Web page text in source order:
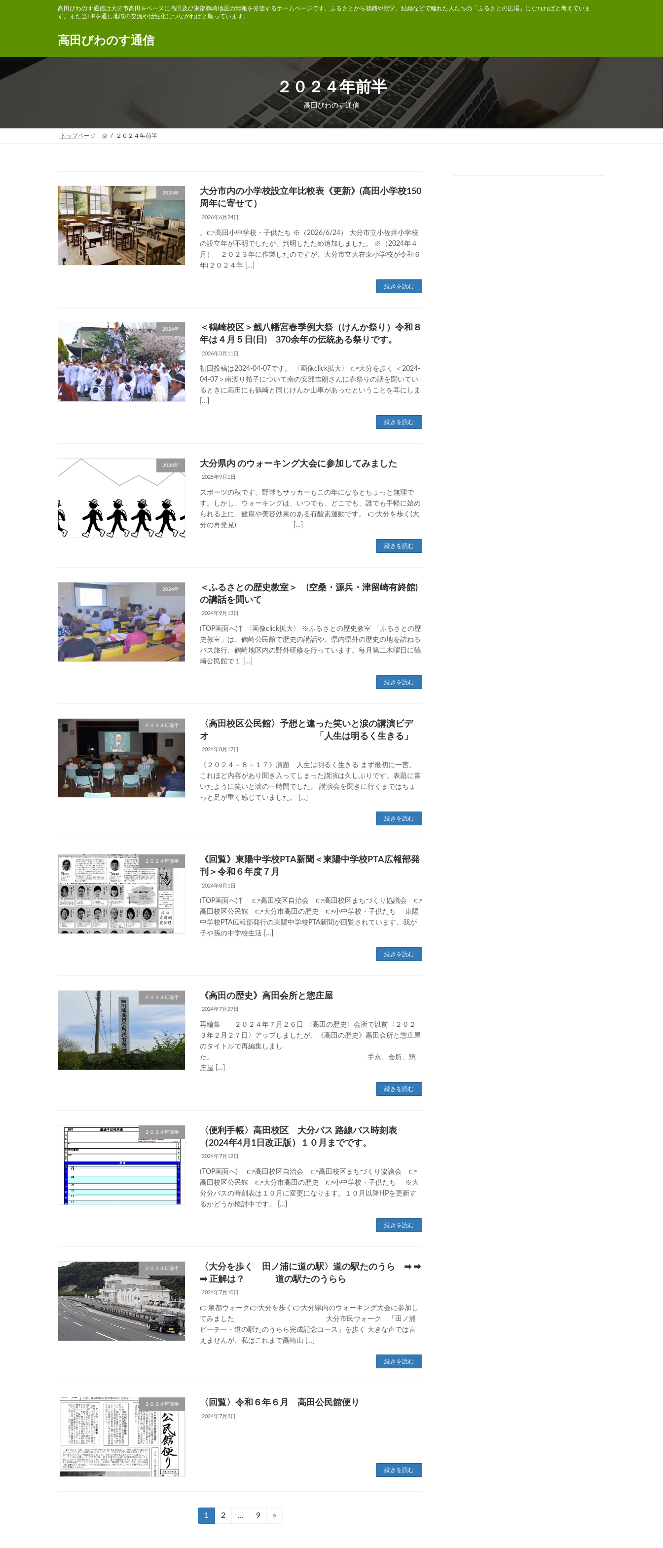
へ
キ
ョ
に
高田びわのす通信は大分市高田をベースに高田及び東部鶴崎地区の情報を発信するホームページです。ふるさとから就職や就学、結婚などで離れた人たちの「ふるさとの広場」になれればと考えていま
す。また当HPを通し地域の交流や活性化につながればと願っています。
高田びわのす通信
２０２４年前半
高田びわのす通信
トップページ ＠ ２０２４年前半
2024年
大分市内の小学校設立年比較表《更新》(高田小学校150
周年に寄せて）
2026年6月24日
。👉高田小中学校・子供たち ※（2026/6/24） 大分市立小佐井小学校
の設立年が不明でしたが、判明したため追加しました。 ※（2024年４
月） ２０２３年に作製したのですが、大分市立大在東小学校が令和６
年(２０２４年 […]
続きを読む
2024年
＜鶴崎校区＞劔八幡宮春季例大祭（けんか祭り）令和８
年は４月５日(日) 370余年の伝統ある祭りです。
2026年3月11日
初回投稿は2024-04-07です。 〈画像click拡大〉 👉大分を歩く ＜2024-
04-07＞南渡り拍子について南の安部吉朗さんに春祭りの話を聞いてい
るときに高田にも鶴崎と同じけんか山車があったということを耳にしま
[…]
続きを読む
2020年 大分県内 のウォーキング大会に参加してみました
2025年9月1日
スポーツの秋です。野球もサッカーもこの年になるとちょっと無理で
す。しかし、ウォーキングは、いつでも、どこでも、誰でも手軽に始め
られる上に、健康や美容効果のある有酸素運動です。 👉大分を歩く(大
分の再発見) […]
続きを読む
2024年
＜ふるさとの歴史教室＞ (空桑・源兵・津留崎有終館)
の講話を聞いて
2024年9月13日
(TOP画面へ)↑ 〈画像click拡大〉 ※ふるさとの歴史教室 「ふるさとの歴
史教室」は、鶴崎公民館で歴史の講話や、県内県外の歴史の地を訪ねる
バス旅行、鶴崎地区内の野外研修を行っています。毎月第二木曜日に鶴
崎公民館で１ […]
続きを読む
２０２４年前半
〈高田校区公民館〉予想と違った笑いと涙の講演ビデ
オ 「人生は明るく生きる」
2024年8月17日
《２０２４－８－１７》演題 人生は明るく生きる まず最初に一言、
これほど内容があり聞き入ってしまった講演は久しぶりです。表題に書
いたように笑いと涙の一時間でした。 講演会を聞きに行くまではちょ
っと足が重く感じていました。 […]
続きを読む
２０２４年前半
《回覧》東陽中学校PTA新聞＜東陽中学校PTA広報部発
刊＞令和６年度７月
2024年8月1日
(TOP画面へ)↑ 👉高田校区自治会 👉高田校区まちづくり協議会 👉
高田校区公民館 👉大分市高田の歴史 👉小中学校・子供たち 東陽
中学校PTA広報部発行の東陽中学校PTA新聞が回覧されています。我が
子や孫の中学校生活 […]
続きを読む
２０２４年前半 《高田の歴史》高田会所と惣庄屋
2024年7月27日
再編集 ２０２４年７月２６日 〈高田の歴史〉会所で以前〈２０２
３年２月２７日〉アップしましたが、《高田の歴史》高田会所と惣庄屋
のタイトルで再編集しまし
た。 手永、会所、惣
庄屋 […]
続きを読む
２０２４年前半
〈便利手帳〉高田校区 大分バス 路線バス時刻表
（2024年4月1日改正版）１０月までです。
2024年7月12日
(TOP画面へ) 👉高田校区自治会 👉高田校区まちづくり協議会 👉
高田校区公民館 👉大分市高田の歴史 👉小中学校・子供たち ※大
分分バスの時刻表は１０月に変更になります。１０月以降HPを更新す
るかどうか検討中です。 […]
続きを読む
２０２４年前半
〈大分を歩く 田ノ浦に道の駅〉道の駅たのうら ➡ ➡
➡ 正解は？ 道の駅たのうらら
2024年7月10日
👉泉都ウォーク👉大分を歩く👉大分県内のウォーキング大会に参加し
てみました 大分市民ウォーク 「田ノ浦
ビーチー・道の駅たのうらら完成記念コース」を歩く 大きな声では言
えませんが、私はこれまで高崎山 […]
続きを読む
２０２４年前半 〈回覧〉令和６年６月 高田公民館便り
2024年7月3日
続きを読む
固
定
1
固
2 …
固
9 »